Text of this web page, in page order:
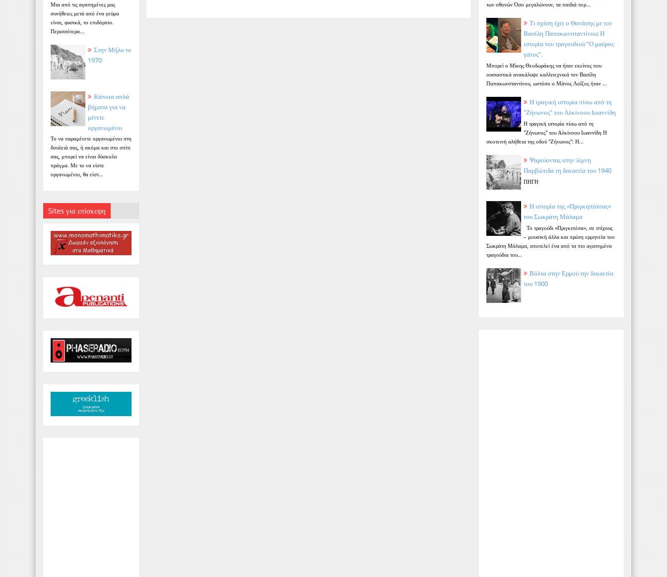
Μια από τις αγαπημένες μας
συνήθειες μετά από ένα γεύμα
είναι, φυσικά, το επιδόρπιο.
Περισσότερα...
Στην Μήλο το
1970
Κάποια απλά
βήματα για να
μένετε
οργανωμένοι
Το να παραμένετε οργανωμένοι στη
δουλειά σας, ή ακόμα και στο σπίτι
σας, μπορεί να είναι δύσκολο
πράγμα. Με το να είστε
οργανωμένοι, θα είστ...
Sites για επίσκεψη
των οθονών Όσο μεγαλώνουν, τα παιδιά περ...
Τι σχέση έχει ο Θανάσης με τον
Βασίλη Παπακωνσταντίνου; Η
ιστορία του τραγουδιού “Ο μαύρος
γάτος”.
Μπορεί ο Μίκης Θεοδωράκης να ήταν εκείνος που
ουσιαστικά ανακάλυψε καλλιτεχνικά τον Βασίλη
Παπακωνσταντίνου, ωστόσο ο Μάνος Λοΐζος ήταν ...
Η τραγική ιστορία πίσω από τη
"Ζήνωνος" του Αλκίνοου Ιωαννίδη
Η τραγική ιστορία πίσω από τη
"Ζήνωνος" του Αλκίνοου Ιωαννίδη Η
σκοτεινή αλήθεια της οδού "Ζήνωνος": Η...
Ψαρεύοντας στην λίμνη
Παμβώτιδα τη δεκαετία του 1940
ΠΗΓΗ
Η ιστορία της «Πριγκηπέσσας»
του Σωκράτη Μάλαμα
Το τραγούδι «Πριγκιπέσα», σε στίχους
– μουσική άλλα και πρώτη ερμηνεία του
Σωκράτη Μάλαμα, αποτελεί ένα από τα πιο αγαπημένα
τραγούδια του...
Βόλτα στην Ερμού την δεκαετία
του 1900